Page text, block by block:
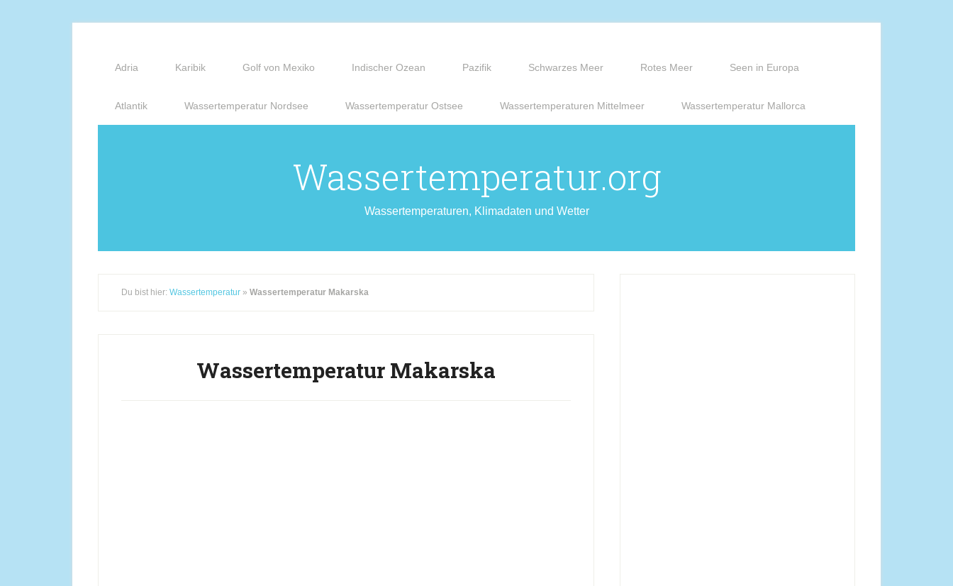
Adria Karibik Golf von Mexiko Indischer Ozean Pazifik Schwarzes Meer Rotes Meer Seen in Europa
Atlantik Wassertemperatur Nordsee Wassertemperatur Ostsee Wassertemperaturen Mittelmeer Wassertemperatur Mallorca
Wassertemperatur.org
Wassertemperaturen, Klimadaten und Wetter
Du bist hier: Wassertemperatur » Wassertemperatur Makarska
Wassertemperatur Makarska